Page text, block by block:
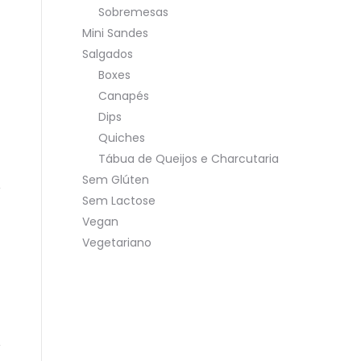
Sobremesas
Mini Sandes
Salgados
Boxes
Canapés
Dips
Quiches
Tábua de Queijos e Charcutaria
Sem Glúten
Sem Lactose
Vegan
Vegetariano